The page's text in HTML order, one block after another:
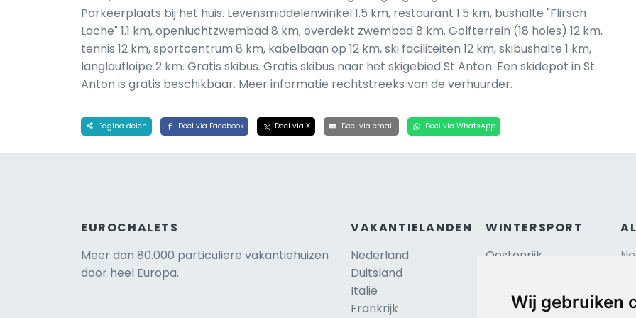
Wij gebruiken
Parkeerplaats bij het huis. Levensmiddelenwinkel 1.5 km, restaurant 1.5 km, bushalte "Flirsch
Lache" 1.1 km, openluchtzwembad 8 km, overdekt zwembad 8 km. Golfterrein (18 holes) 12 km,
tennis 12 km, sportcentrum 8 km, kabelbaan op 12 km, ski faciliteiten 12 km, skibushalte 1 km,
langlaufloipe 2 km. Gratis skibus. Gratis skibus naar het skigebied St Anton. Een skidepot in St.
Anton is gratis beschikbaar. Meer informatie rechtstreeks van de verhuurder.
Pagina delen Deel via Facebook Deel via X Deel via email Deel via WhatsApp
EUROCHALETS
Meer dan 80.000 particuliere vakantiehuizen
door heel Europa.
VAKANTIELANDEN
Nederland
Duitsland
Italië
Frankrijk
WINTERSPORT
Oostenrijk
Zwitserland
Tsjechië
TIP